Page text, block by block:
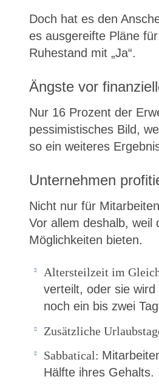
Doch hat es den
es ausgereifte Pläne
Ruhestand mit „Ja“.
Ängste vor
Nur 16 Prozent der
pessimistisches Bild,
so ein weiteres
Unternehmen
Nicht nur für
Vor allem deshalb, weil
Möglichkeiten bieten.
Altersteilzeit im
verteilt, oder sie
noch ein bis zwei
Zusätzliche
Sabbatical:
Hälfte ihres Gehalts.